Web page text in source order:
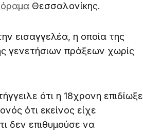
Θεσσαλονίκης.
εισαγγελέα, η οποία της
γενετήσιων πράξεων χωρίς
ότι η 18χρονη επιδίωξε
ότι εκείνος είχε
δεν επιθυμούσε να